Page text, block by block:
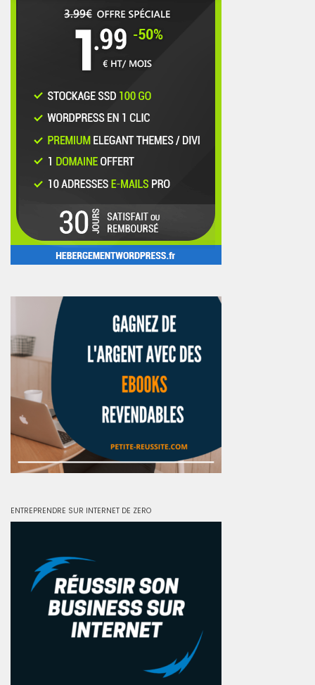
ENTREPRENDRE SUR INTERNET DE ZERO